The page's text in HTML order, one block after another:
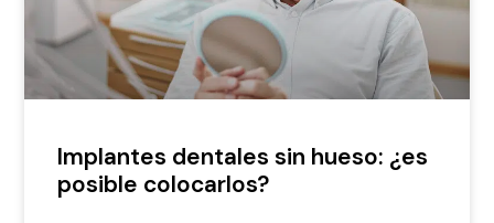
Implantes dentales sin hueso: ¿es
posible colocarlos?